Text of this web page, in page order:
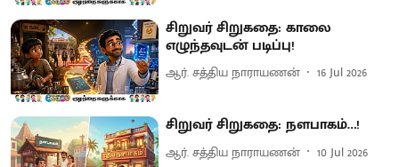
சிறுவர் சிறுகதை: காலை
எழுந்தவுடன் படிப்பு!
ஆர். சத்திய நாராயணன் 16 Jul 2026
சிறுவர் சிறுகதை: நளபாகம்…!
ஆர். சத்திய நாராயணன் 10 Jul 2026